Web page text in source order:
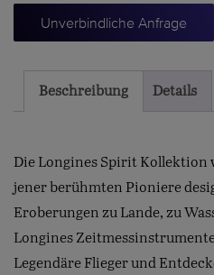
Unverbindliche Anfrage
Beschreibung Details
Die Longines Spirit Kollektion
jener berühmten Pioniere
Eroberungen zu Lande, zu
Longines
Legendäre Flieger und